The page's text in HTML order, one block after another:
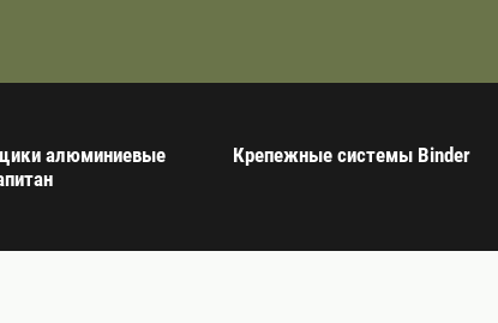
алюминиевые
Крепежные системы Binder